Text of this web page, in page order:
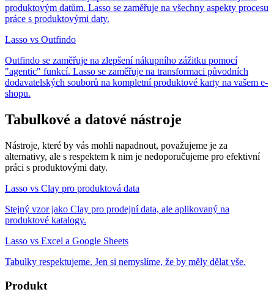
produktovým datům. Lasso se zaměřuje na všechny aspekty procesu
práce s produktovými daty.
Lasso vs Outfindo
Outfindo se zaměřuje na zlepšení nákupního zážitku pomocí
"agentic" funkcí. Lasso se zaměřuje na transformaci původních
dodavatelských souborů na kompletní produktové karty na vašem e-
shopu.
Tabulkové a datové nástroje
Nástroje, které by vás mohli napadnout, považujeme je za
alternativy, ale s respektem k nim je nedoporučujeme pro efektivní
práci s produktovými daty.
Lasso vs Clay pro produktová data
Stejný vzor jako Clay pro prodejní data, ale aplikovaný na
produktové katalogy.
Lasso vs Excel a Google Sheets
Tabulky respektujeme. Jen si nemyslíme, že by měly dělat vše.
Produkt